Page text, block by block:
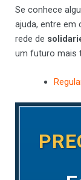
Se conhece
ajuda, entre
rede de
um futuro mais